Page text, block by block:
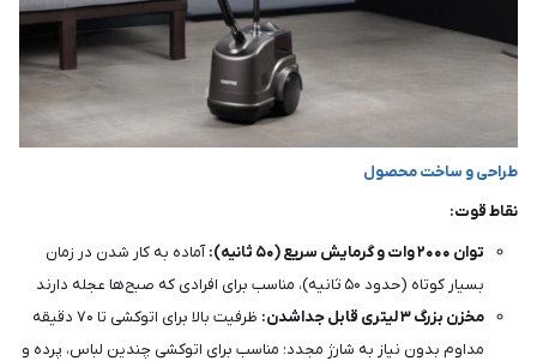
طراحی و ساخت محصول
نقاط قوت:
توان ۲۰۰۰ وات و گرمایش سریع (۵۰ ثانیه):
آماده به کار شدن در زمان
بسیار کوتاه (حدود ۵۰ ثانیه)، مناسب برای افرادی که صبح‌ها عجله دارند
مخزن بزرگ ۳ لیتری قابل جداشدن:
ظرفیت بالا برای اتوکشی تا ۷۰ دقیقه
مداوم بدون نیاز به شارژ مجدد؛ مناسب برای اتوکشی چندین لباس، پرده و